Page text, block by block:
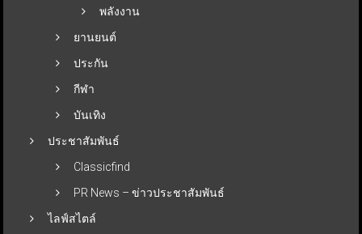
พลังงาน
ยานยนต์
ประกัน
กีฬา
บันเทิง
ประชาสัมพันธ์
Classicfind
PR News – ข่าวประชาสัมพันธ์
ไลฟ์สไตล์